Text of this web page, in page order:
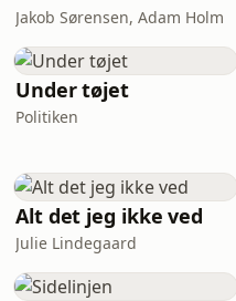
Jakob Sørensen, Adam Holm
Under tøjet
Politiken
Alt det jeg ikke ved
Julie Lindegaard